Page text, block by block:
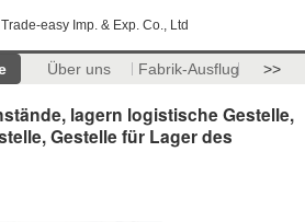
easy Imp. & Exp. Co., Ltd
Über uns Fabrik-Ausflug >>
lagern logistische Gestelle,
Gestelle für Lager des